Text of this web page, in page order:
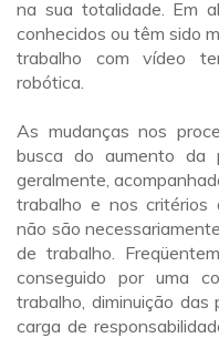
na sua totalidade. Em
conhecidos ou têm sido
trabalho com vídeo
robótica.
As mudanças nos
busca do aumento da
geralmente,
trabalho e nos critérios
não são
de trabalho.
conseguido por uma
trabalho, diminuição
carga de